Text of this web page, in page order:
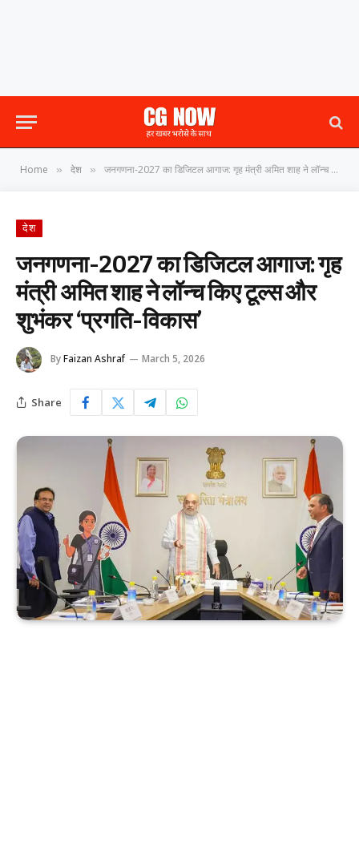
Home » देश » जनगणना-2027 का डिजिटल आगाज: गृह मंत्री अमित शाह ने लॉन्च किए टूल्स और शुभंकर ‘प्रगति-विकास’
देश
जनगणना-2027 का डिजिटल आगाज: गृह
मंत्री अमित शाह ने लॉन्च किए टूल्स और
शुभंकर ‘प्रगति-विकास’
ByFaizan Ashraf March 5, 2026
Share